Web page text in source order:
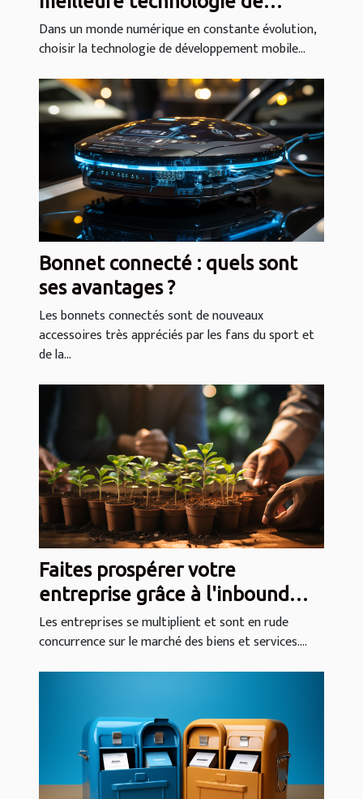
développement mobile selon
votre projet
Dans un monde numérique en constante évolution,
choisir la technologie de développement mobile...
Bonnet connecté : quels sont
ses avantages ?
Les bonnets connectés sont de nouveaux
accessoires très appréciés par les fans du sport et
de la...
Faites prospérer votre
entreprise grâce à l'inbound
marketing
Les entreprises se multiplient et sont en rude
concurrence sur le marché des biens et services....